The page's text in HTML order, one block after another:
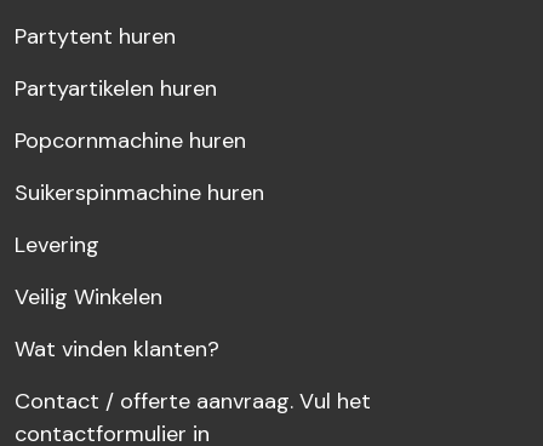
Partytent huren
Partyartikelen huren
Popcornmachine huren
Suikerspinmachine huren
Levering
Veilig Winkelen
Wat vinden klanten?
Contact / offerte aanvraag. Vul het
contactformulier in